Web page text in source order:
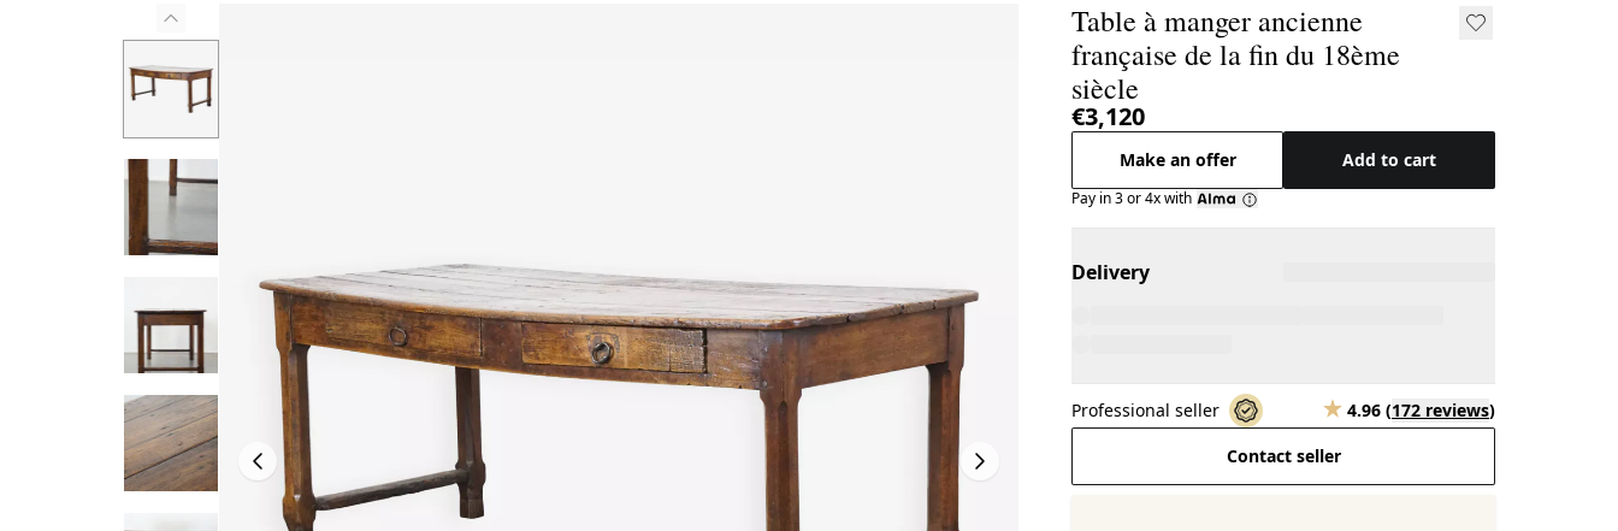
Table à manger ancienne
française de la fin du 18ème
siècle
€3,120
Make an offer Add to cart
Pay in 3 or 4x with
Delivery
Professional seller 4.96 (172 reviews)
Contact seller